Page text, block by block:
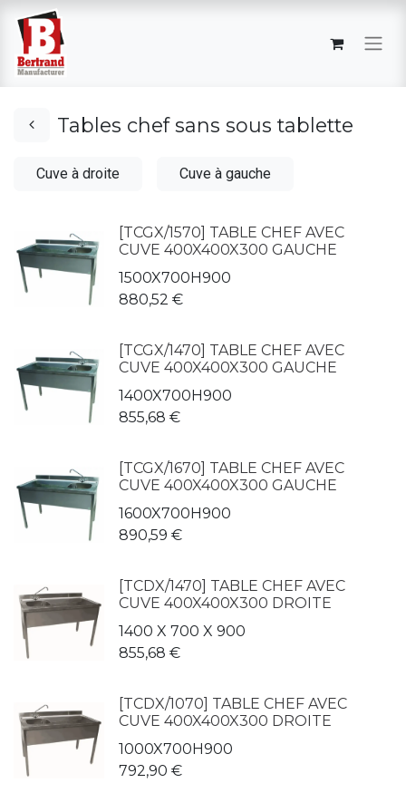
Tables chef sans sous tablette
Cuve à droite Cuve à gauche
[TCGX/1570] TABLE CHEF AVEC
CUVE 400X400X300 GAUCHE
1500X700H900
880,52 €
[TCGX/1470] TABLE CHEF AVEC
CUVE 400X400X300 GAUCHE
1400X700H900
855,68 €
[TCGX/1670] TABLE CHEF AVEC
CUVE 400X400X300 GAUCHE
1600X700H900
890,59 €
[TCDX/1470] TABLE CHEF AVEC
CUVE 400X400X300 DROITE
1400 X 700 X 900
855,68 €
[TCDX/1070] TABLE CHEF AVEC
CUVE 400X400X300 DROITE
1000X700H900
792,90 €